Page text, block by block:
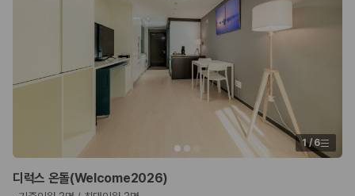
1/6
디럭스 온돌(Welcome2026)